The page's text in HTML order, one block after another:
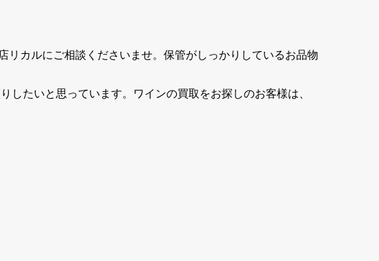
カルにご相談くださいませ。保管がしっかりしているお品物
たいと思っています。ワインの買取をお探しのお客様は、